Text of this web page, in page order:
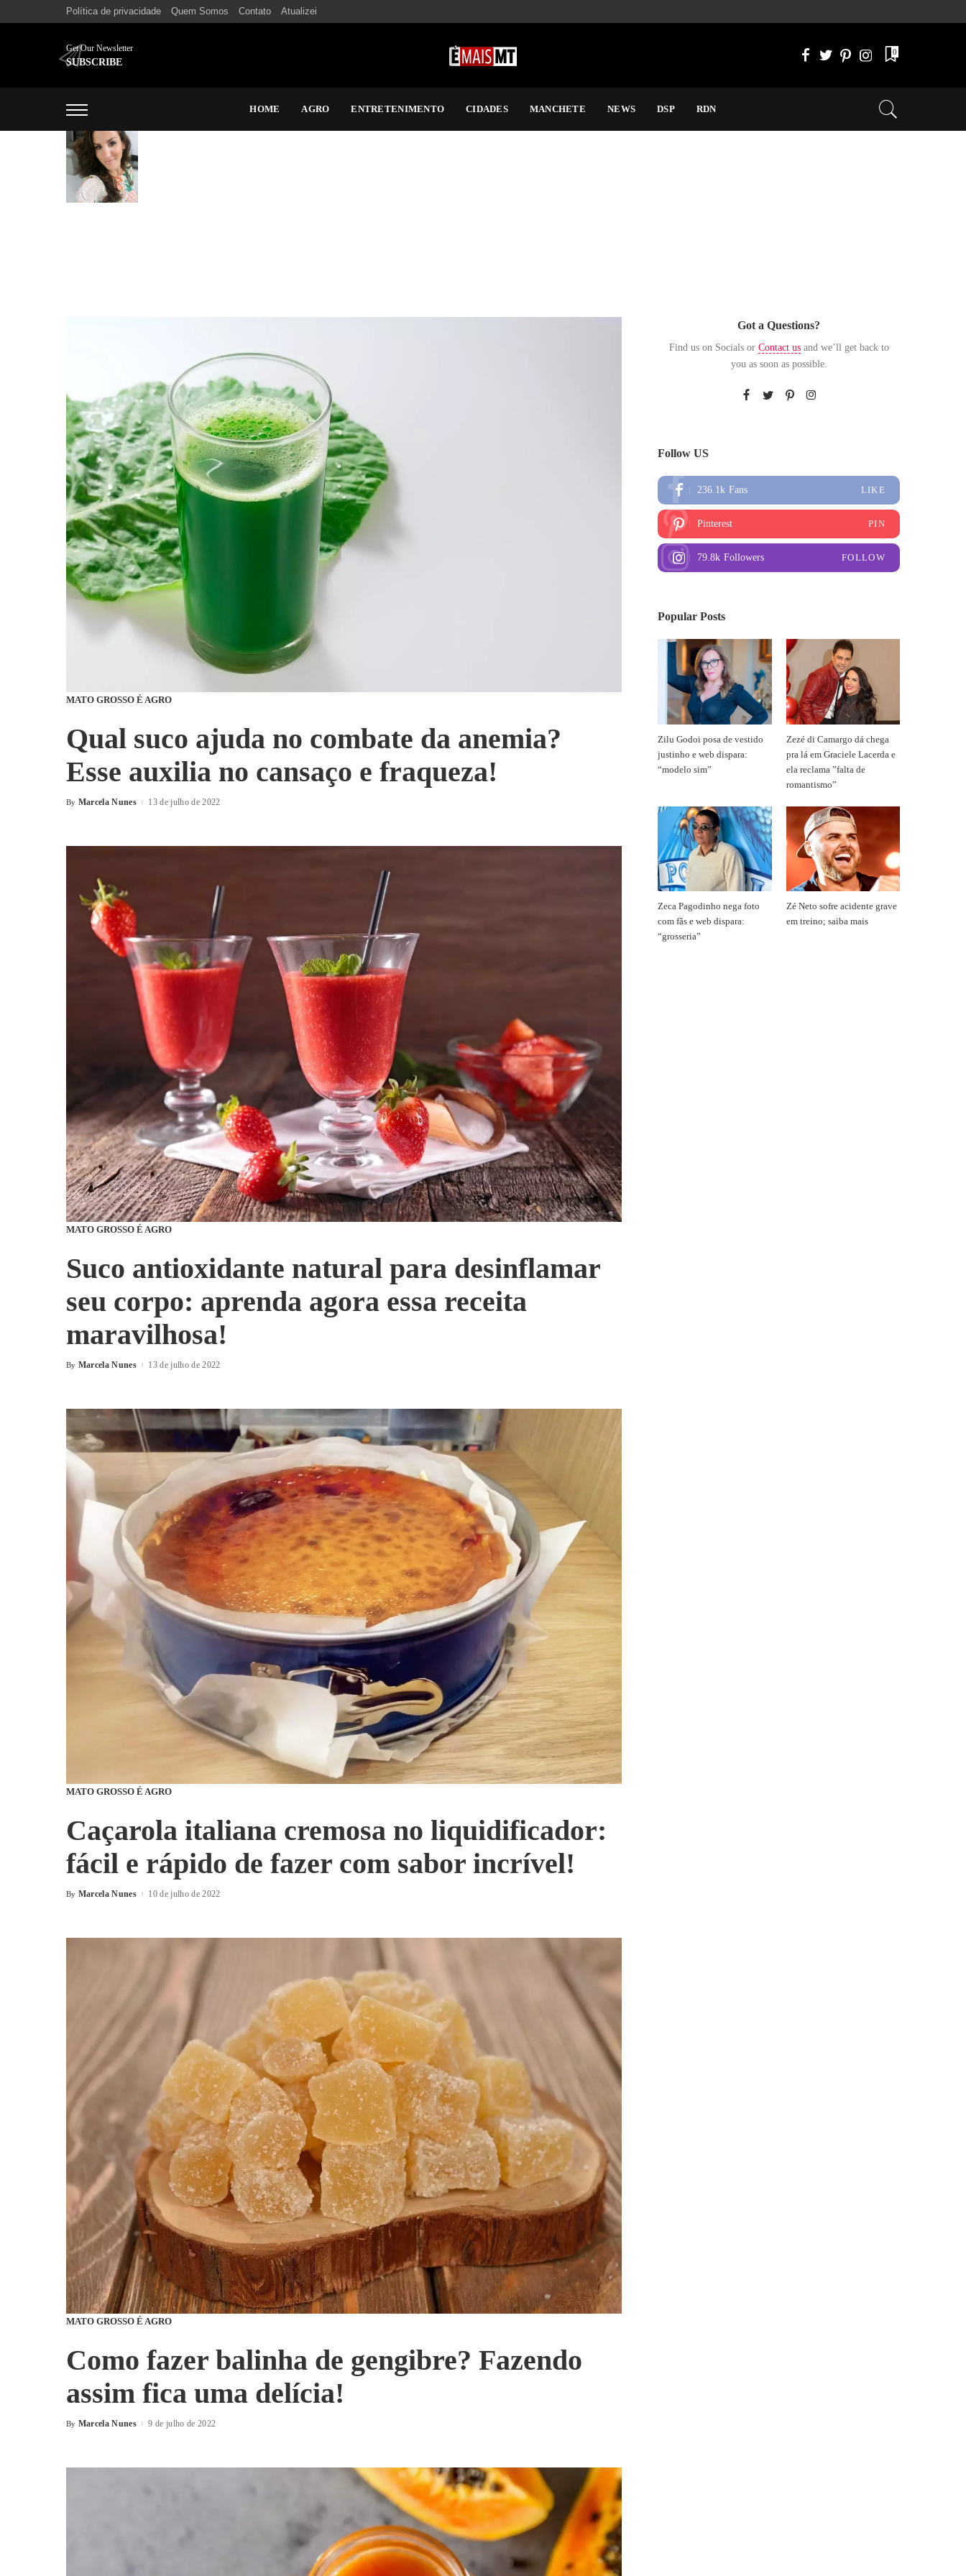
Política de privacidade Quem Somos Contato Atualizei
Get Our Newsletter
SUBSCRIBE
0
HOME AGRO ENTRETENIMENTO CIDADES MANCHETE NEWS DSP RDN
MATO GROSSO É AGRO
Qual suco ajuda no combate da anemia?
Esse auxilia no cansaço e fraqueza!
By Marcela Nunes 13 de julho de 2022
MATO GROSSO É AGRO
Suco antioxidante natural para desinflamar
seu corpo: aprenda agora essa receita
maravilhosa!
By Marcela Nunes 13 de julho de 2022
MATO GROSSO É AGRO
Caçarola italiana cremosa no liquidificador:
fácil e rápido de fazer com sabor incrível!
By Marcela Nunes 10 de julho de 2022
MATO GROSSO É AGRO
Como fazer balinha de gengibre? Fazendo
assim fica uma delícia!
By Marcela Nunes 9 de julho de 2022
Got a Questions?
Find us on Socials or Contact usand we’ll get back to
you as soon as possible.
Follow US
236.1k Fans LIKE
Pinterest PIN
79.8k Followers FOLLOW
Popular Posts
Zilu Godoi posa de vestido
justinho e web dispara:
“modelo sim”
Zezé di Camargo dá chega
pra lá em Graciele Lacerda e
ela reclama ”falta de
romantismo”
Zeca Pagodinho nega foto
com fãs e web dispara:
“grosseria”
Zé Neto sofre acidente grave
em treino; saiba mais